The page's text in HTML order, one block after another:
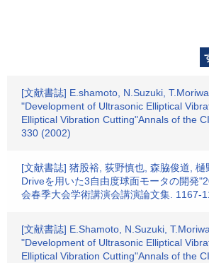
[文献書誌] E.shamoto, N.Suzuki,
"Development of Ultrasonic Elliptical
Elliptical Vibration Cutting"Annals of the
330 (2002)
[文献書誌] 猪股裕, 荻野慎也, 森脇俊道, 樋
Driveを用いた3自由度球面モータの開発
会春季大会学術講演会講演論文集. 1167-
[文献書誌] E.Shamoto, N.Suzuki,
"Development of Ultrasonic Elliptical
Elliptical Vibration Cutting"Annals of the